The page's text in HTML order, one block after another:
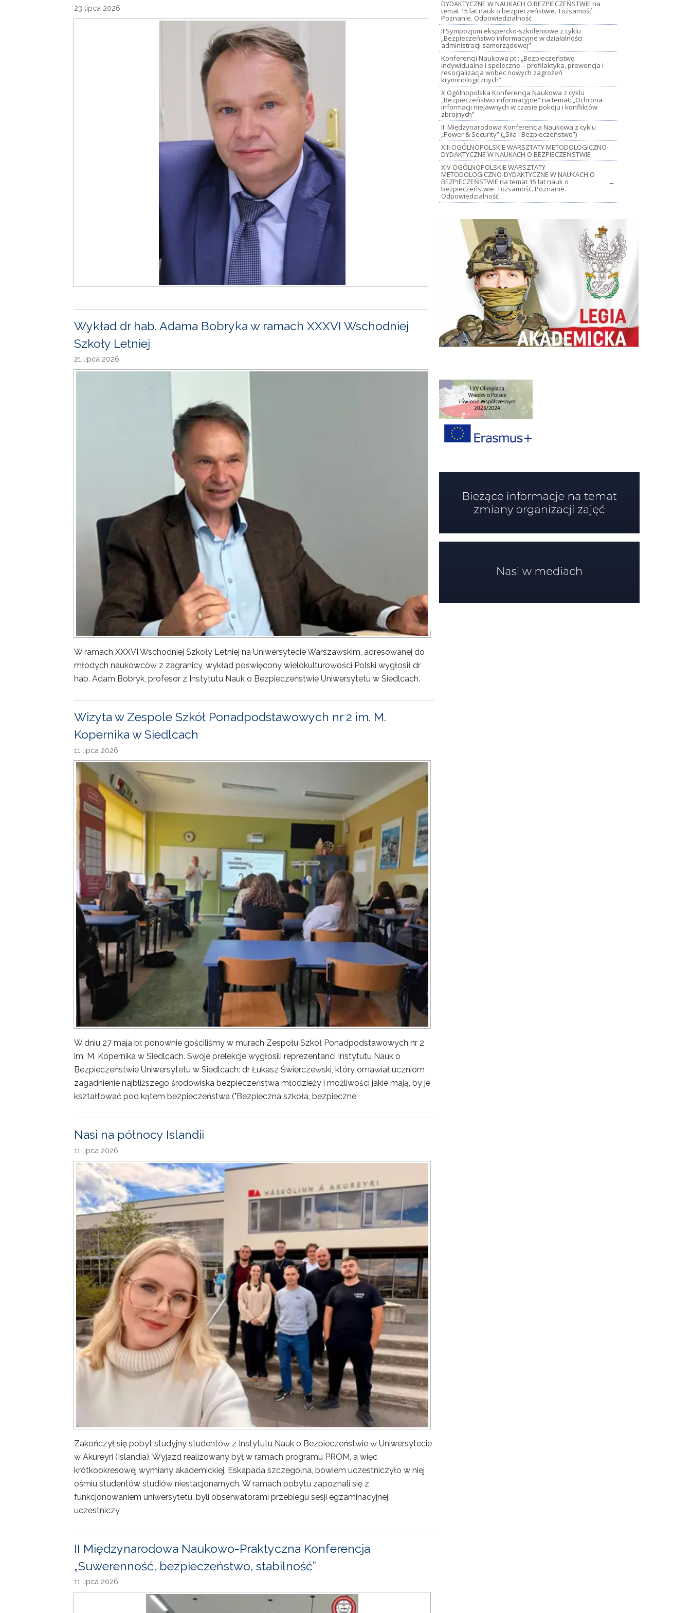
23 lipca 2026
Wykład dr hab. Adama Bobryka w ramach XXXVI Wschodniej
Szkoły Letniej
21 lipca 2026
W ramach XXXVI Wschodniej Szkoły Letniej na Uniwersytecie Warszawskim, adresowanej do
młodych naukowców z zagranicy, wykład poświęcony wielokulturowości Polski wygłosił dr
hab. Adam Bobryk, profesor z Instytutu Nauk o Bezpieczeństwie Uniwersytetu w Siedlcach.
Wizyta w Zespole Szkół Ponadpodstawowych nr 2 im. M.
Kopernika w Siedlcach
11 lipca 2026
W dniu 27 maja br. ponownie gościliśmy w murach Zespołu Szkół Ponadpodstawowych nr 2
im. M. Kopernika w Siedlcach. Swoje prelekcje wygłosili reprezentanci Instytutu Nauk o
Bezpieczeństwie Uniwersytetu w Siedlcach: dr Łukasz Świerczewski, który omawiał uczniom
zagadnienie najbliższego środowiska bezpieczeństwa młodzieży i możliwości jakie mają, by je
kształtować pod kątem bezpieczeństwa ("Bezpieczna szkoła, bezpieczne
Nasi na północy Islandii
11 lipca 2026
Zakończył się pobyt studyjny studentów z Instytutu Nauk o Bezpieczeństwie w Uniwersytecie
w Akureyri (Islandia). Wyjazd realizowany był w ramach programu PROM, a więc
krótkookresowej wymiany akademickiej. Eskapada szczególna, bowiem uczestniczyło w niej
ośmiu studentów studiów niestacjonarnych. W ramach pobytu zapoznali się z
funkcjonowaniem uniwersytetu, byli obserwatorami przebiegu sesji egzaminacyjnej,
uczestniczy
II Międzynarodowa Naukowo-Praktyczna Konferencja
„Suwerenność, bezpieczeństwo, stabilność”
11 lipca 2026
DYDAKTYCZNE W NAUKACH O BEZPIECZEŃSTWIE na
temat 15 lat nauk o bezpieczeństwie. Tożsamość.
Poznanie. Odpowiedzialność
II Sympozjum ekspercko-szkoleniowe z cyklu
„Bezpieczeństwo informacyjne w działalności
administracji samorządowej”
Konferencji Naukowa pt.: „Bezpieczeństwo
indywidualne i społeczne – profilaktyka, prewencja i
resocjalizacja wobec nowych zagrożeń
kryminologicznych”
X Ogólnopolska Konferencja Naukowa z cyklu
„Bezpieczeństwo informacyjne” na temat: „Ochrona
informacji niejawnych w czasie pokoju i konfliktów
zbrojnych”
II. Międzynarodowa Konferencja Naukowa z cyklu
„Power & Security” („Siła i Bezpieczeństwo”)
XIII OGÓLNOPOLSKIE WARSZTATY METODOLOGICZNO-
DYDAKTYCZNE W NAUKACH O BEZPIECZEŃSTWIE
XIV OGÓLNOPOLSKIE WARSZTATY
METODOLOGICZNO-DYDAKTYCZNE W NAUKACH O
BEZPIECZEŃSTWIE na temat 15 lat nauk o
bezpieczeństwie. Tożsamość. Poznanie.
Odpowiedzialność
→